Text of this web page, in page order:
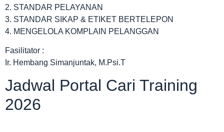
2. STANDAR PELAYANAN
3. STANDAR SIKAP & ETIKET BERTELEPON
4. MENGELOLA KOMPLAIN PELANGGAN
Fasilitator :
Ir. Hembang Simanjuntak, M.Psi.T
Jadwal Portal Cari Training
2026